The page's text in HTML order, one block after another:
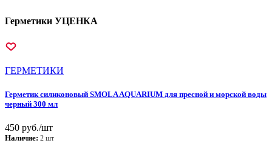
Герметики УЦЕНКА
ГEPМЕТИКИ
Герметик силиконовый SMOLA AQUARIUM для пресной и морской воды
черный 300 мл
450 руб./шт
Наличие: 2 шт